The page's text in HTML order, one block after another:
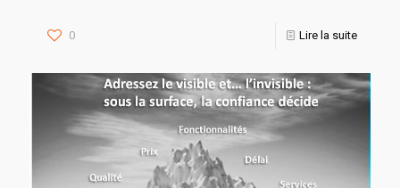
0 Lire la suite